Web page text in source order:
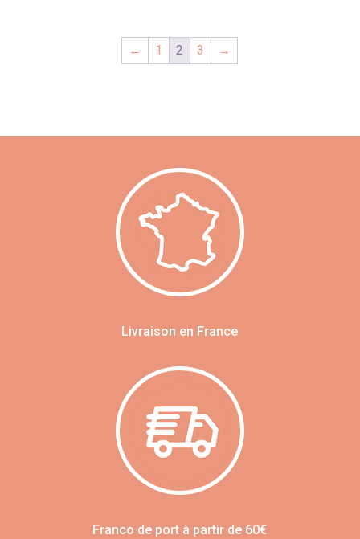
← 1 2 3 →
Livraison en France
Franco de port à partir de 60€